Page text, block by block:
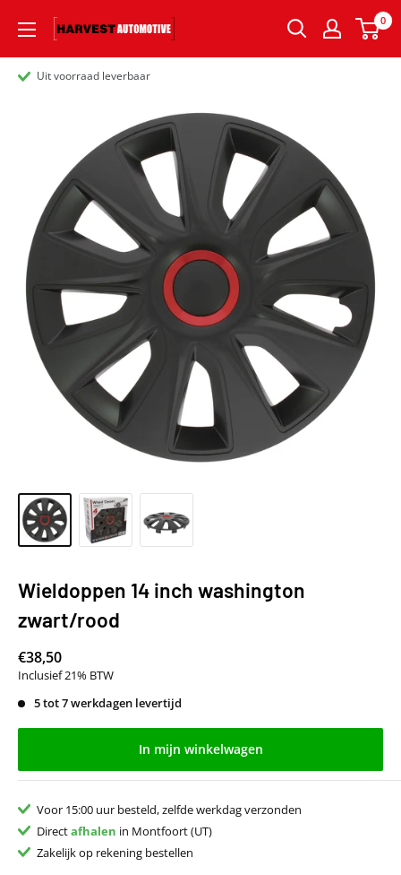
0
Uit voorraad leverbaar
Wieldoppen 14 inch washington
zwart/rood
€38,50
Inclusief 21% BTW
5 tot 7 werkdagen levertijd
In mijn winkelwagen
Voor 15:00 uur besteld, zelfde werkdag verzonden
Directafhalen in Montfoort (UT)
Zakelijk op rekening bestellen